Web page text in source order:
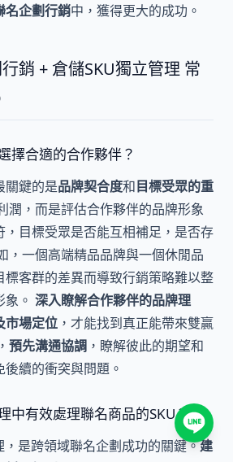
名企劃行銷中，獲得更大的成功。
銷 + 倉儲SKU獨立管理 常
擇合適的合作夥伴？
關鍵的是品牌契合度和目標受眾的重
潤，而是評估合作夥伴的品牌形象
，目標受眾是否能互相補足，是否存
，一個高端精品品牌與一個休閒品
標客群的差異而導致行銷策略難以整
。 深入瞭解合作夥伴的品牌理
市場定位 ，才能找到真正能帶來雙贏
預先溝通協調 ，瞭解彼此的期望和
續的衝突與問題。
中有效處理聯名商品的SKU？
，是跨領域聯名企劃成功的關鍵。建